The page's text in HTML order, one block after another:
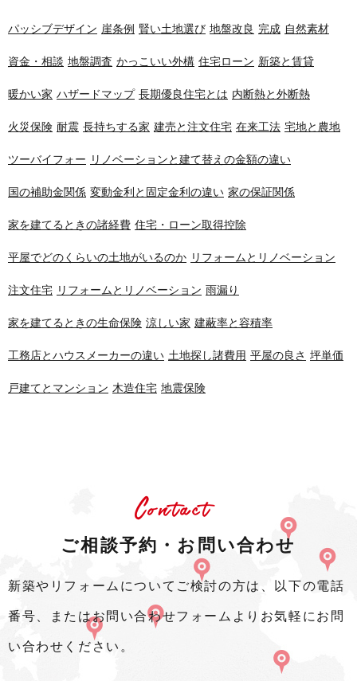
パッシブデザイン 崖条例 賢い土地選び 地盤改良 完成 自然素材
資金・相談 地盤調査 かっこいい外構 住宅ローン 新築と賃貸
暖かい家 ハザードマップ 長期優良住宅とは 内断熱と外断熱
火災保険 耐震 長持ちする家 建売と注文住宅 在来工法 宅地と農地
ツーバイフォー リノベーションと建て替えの金額の違い
国の補助金関係 変動金利と固定金利の違い 家の保証関係
家を建てるときの諸経費 住宅・ローン取得控除
平屋でどのくらいの土地がいるのか リフォームとリノベーション
注文住宅 リフォームとリノベーション 雨漏り
家を建てるときの生命保険 涼しい家 建蔽率と容積率
工務店とハウスメーカーの違い 土地探し諸費用 平屋の良さ 坪単価
戸建てとマンション 木造住宅 地震保険
Contact
ご相談予約・お問い合わせ
新築やリフォームについてご検討の方は、以下の電話
番号、またはお問い合わせフォームよりお気軽にお問
い合わせください。